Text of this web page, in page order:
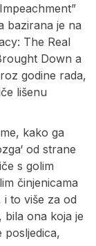
bazirana je na
The Real
Down a
godine rada,
lišenu
kako ga
od strane
s golim
činjenicama
i to više za od
bila ona koja je
posljedica,